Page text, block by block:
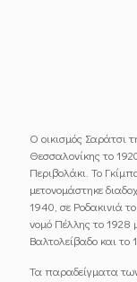
Ο οικισμός Σαράτσι
Θεσσαλονίκης το
Περιβολάκι. Το
μετονομάστηκε
1940, σε Ροδακινιά
νομό Πέλλης το 1928
Βαλτολείβαδο και το
Τα παραδείγματα